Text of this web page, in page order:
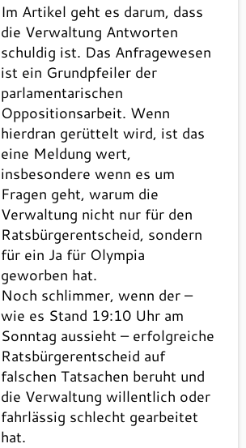
Im Artikel geht es darum, dass
die Verwaltung Antworten
schuldig ist. Das Anfragewesen
ist ein Grundpfeiler der
parlamentarischen
Oppositionsarbeit. Wenn
hierdran gerüttelt wird, ist das
eine Meldung wert,
insbesondere wenn es um
Fragen geht, warum die
Verwaltung nicht nur für den
Ratsbürgerentscheid, sondern
für ein Ja für Olympia
geworben hat.
Noch schlimmer, wenn der –
wie es Stand 19:10 Uhr am
Sonntag aussieht – erfolgreiche
Ratsbürgerentscheid auf
falschen Tatsachen beruht und
die Verwaltung willentlich oder
fahrlässig schlecht gearbeitet
hat.